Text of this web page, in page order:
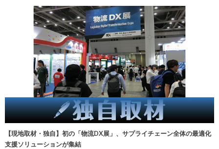
【現地取材・独自】初の「物流DX展」、サプライチェーン全体の最適化
支援ソリューションが集結